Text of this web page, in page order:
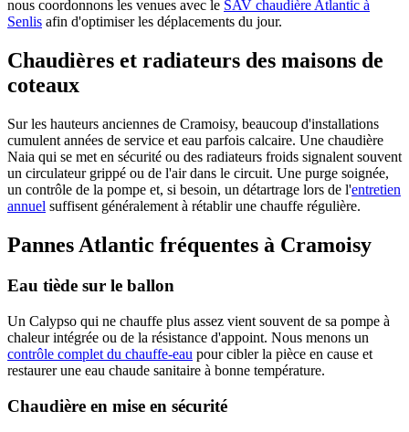
nous coordonnons les venues avec le SAV chaudière Atlantic à
Senlis afin d'optimiser les déplacements du jour.
Chaudières et radiateurs des maisons de
coteaux
Sur les hauteurs anciennes de Cramoisy, beaucoup d'installations
cumulent années de service et eau parfois calcaire. Une chaudière
Naia qui se met en sécurité ou des radiateurs froids signalent souvent
un circulateur grippé ou de l'air dans le circuit. Une purge soignée,
un contrôle de la pompe et, si besoin, un détartrage lors de l'entretien
annuel suffisent généralement à rétablir une chauffe régulière.
Pannes Atlantic fréquentes à Cramoisy
Eau tiède sur le ballon
Un Calypso qui ne chauffe plus assez vient souvent de sa pompe à
chaleur intégrée ou de la résistance d'appoint. Nous menons un
contrôle complet du chauffe-eau pour cibler la pièce en cause et
restaurer une eau chaude sanitaire à bonne température.
Chaudière en mise en sécurité